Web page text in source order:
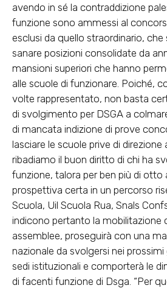
avendo in sé la contraddizione
funzione sono ammessi al
esclusi da quello straordinario, che
sanare posizioni consolidate da
mansioni superiori che hanno
alle scuole di funzionare. Poiché,
volte rappresentato, non basta
di svolgimento per DSGA a
di mancata indizione di prove
lasciare le scuole prive di
ribadiamo il buon diritto di chi ha
funzione, talora per ben più di otto
prospettiva certa in un percorso
Scuola, Uil Scuola Rua, Snals
indicono pertanto la mobilitazione
assemblee, proseguirà con una
nazionale da svolgersi nei
sedi istituzionali e comporterà le
di facenti funzione di Dsga. “Per